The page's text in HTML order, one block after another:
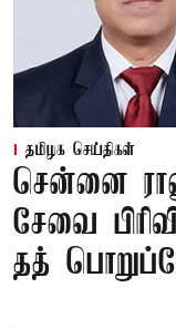
தமிழக செய்திகள்
சென்னை
சேவை
தத்